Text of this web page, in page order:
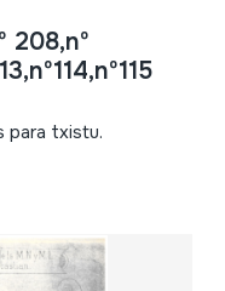
208,nº
para txistu.